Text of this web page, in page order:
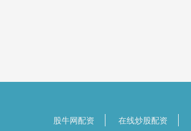
股牛网配资 在线炒股配资